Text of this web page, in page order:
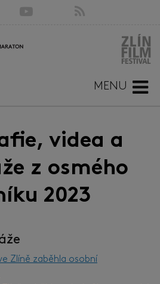
MENU
videa a
z osmého
2023
Zlíně zaběhla osobní